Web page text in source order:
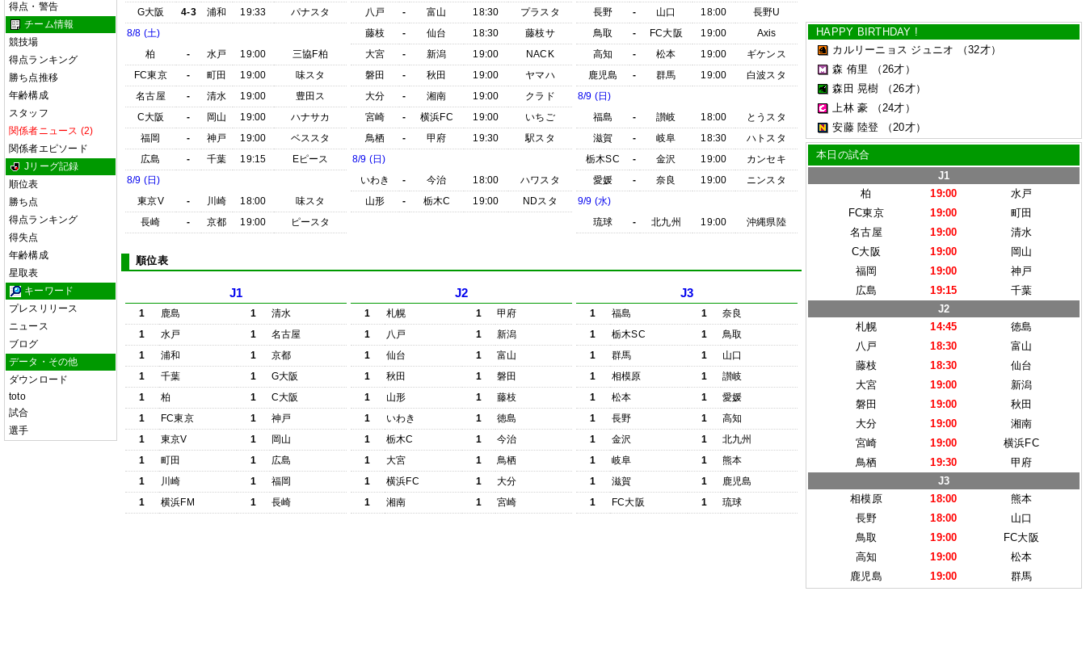
得点・警告
チーム情報
競技場
得点ランキング
勝ち点推移
年齢構成
スタッフ
関係者ニュース (2)
関係者エピソード
Jリーグ記録
順位表
勝ち点
得点ランキング
得失点
年齢構成
星取表
キーワード
プレスリリース
ニュース
ブログ
データ・その他
ダウンロード
toto
試合
選手
G大阪
4-3 浦和 19:33
パナスタ
8/8 (土)
柏
- 水戸 19:00
三協F柏
FC東京
- 町田 19:00
味スタ
名古屋
- 清水 19:00
豊田ス
C大阪
- 岡山 19:00
ハナサカ
福岡
- 神戸 19:00
ベススタ
広島
- 千葉 19:15
Eピース
8/9 (日)
東京V
- 川崎 18:00
味スタ
長崎
- 京都 19:00 ピースタ
八戸
- 富山 18:30
プラスタ
藤枝
- 仙台 18:30
藤枝サ
大宮
- 新潟 19:00
NACK
磐田
- 秋田 19:00
ヤマハ
大分
- 湘南 19:00
クラド
宮崎
- 横浜FC 19:00
いちご
鳥栖
- 甲府 19:30
駅スタ
8/9 (日)
いわき
- 今治 18:00
ハワスタ
山形
- 栃木C 19:00 NDスタ
長野
- 山口 18:00
長野U
鳥取
- FC大阪 19:00
Axis
高知
- 松本 19:00
ギケンス
鹿児島
- 群馬 19:00
白波スタ
8/9 (日)
福島
- 讃岐 18:00
とうスタ
滋賀
- 岐阜 18:30
ハトスタ
栃木SC
- 金沢 19:00
カンセキ
愛媛
- 奈良 19:00
ニンスタ
9/9 (水)
琉球
- 北九州 19:00 沖縄県陸
順位表
J1
1 鹿島 1
清水
1
水戸 1
名古屋
1
浦和 1
京都
1
千葉 1
G大阪
1
柏 1
C大阪
1
FC東京 1
神戸
1
東京V 1
岡山
1
町田 1
広島
1
川崎 1
福岡
1
横浜FM 1 長崎
J2
1 札幌 1
甲府
1
八戸 1
新潟
1
仙台 1
富山
1
秋田 1
磐田
1
山形 1
藤枝
1
いわき 1
徳島
1
栃木C 1
今治
1
大宮 1
鳥栖
1
横浜FC 1
大分
1
湘南 1 宮崎
J3
1 福島 1
奈良
1
栃木SC 1
鳥取
1
群馬 1
山口
1
相模原 1
讃岐
1
松本 1
愛媛
1
長野 1
高知
1
金沢 1
北九州
1
岐阜 1
熊本
1
滋賀 1
鹿児島
1
FC大阪 1 琉球
HAPPY BIRTHDAY !
カルリーニョス ジュニオ
（32才）
森 侑里
（26才）
森田 晃樹
（26才）
上林 豪
（24才）
安藤 陸登
（20才）
本日の試合
J1
柏
19:00
水戸
FC東京
19:00
町田
名古屋
19:00
清水
C大阪
19:00
岡山
福岡
19:00
神戸
広島
19:15
千葉
J2
札幌
14:45
徳島
八戸
18:30
富山
藤枝
18:30
仙台
大宮
19:00
新潟
磐田
19:00
秋田
大分
19:00
湘南
宮崎
19:00
横浜FC
鳥栖
19:30
甲府
J3
相模原
18:00
熊本
長野
18:00
山口
鳥取
19:00
FC大阪
高知
19:00
松本
鹿児島
19:00 群馬